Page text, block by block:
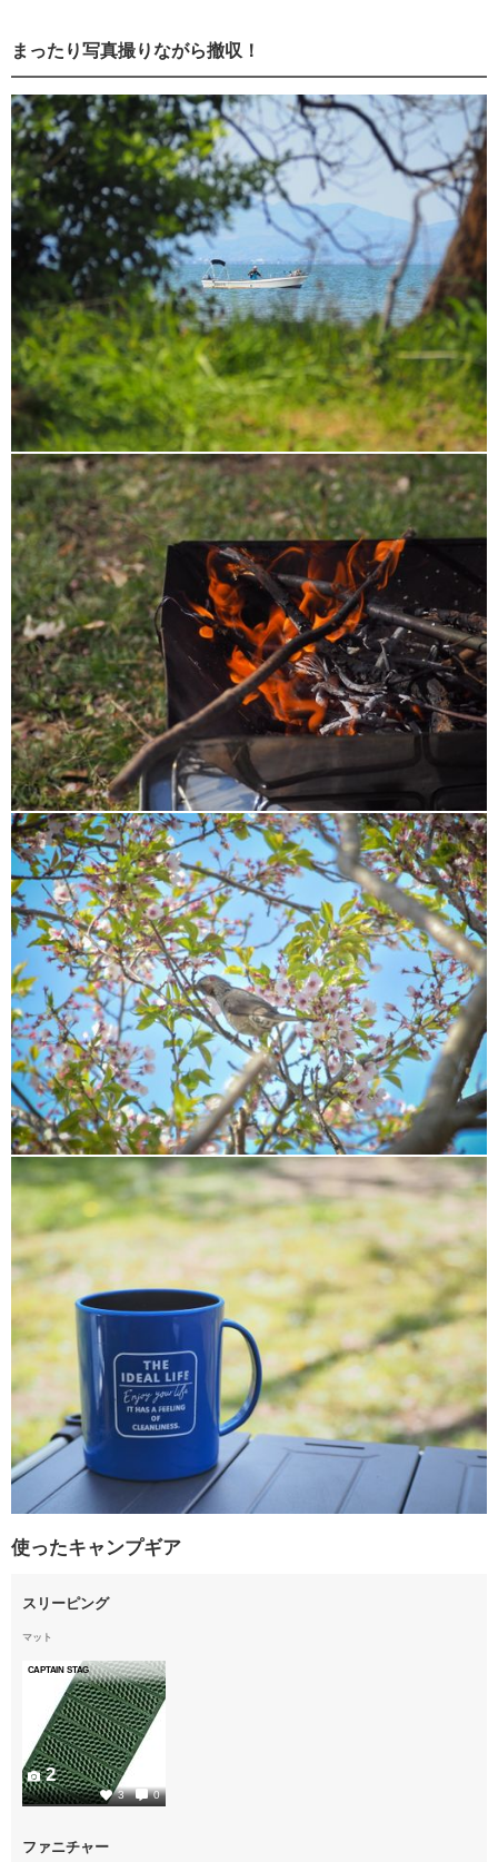
まったり写真撮りながら撤収！
使ったキャンプギア
スリーピング
マット
CAPTAIN STAG
3 0
2
ファニチャー